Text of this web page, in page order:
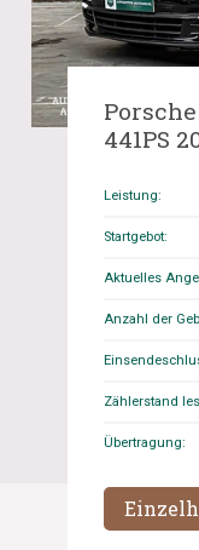
441PS
Leistung:
Startgebot:
Aktuelles
Anzahl der
Zählerstand
Übertragung: